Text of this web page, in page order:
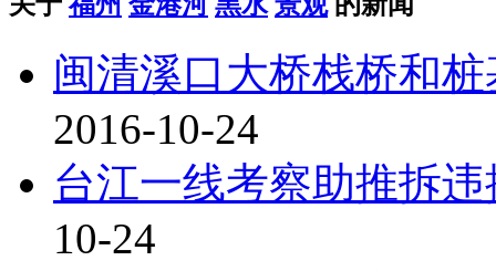
闽清溪口大桥栈桥和
2016-10-24
台江一线考察助推拆
10-24